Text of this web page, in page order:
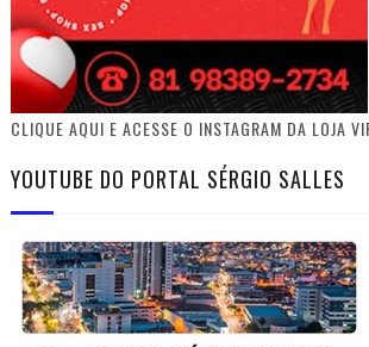
CLIQUE AQUI E ACESSE O INSTAGRAM DA LOJA
YOUTUBE DO PORTAL SÉRGIO SALLES